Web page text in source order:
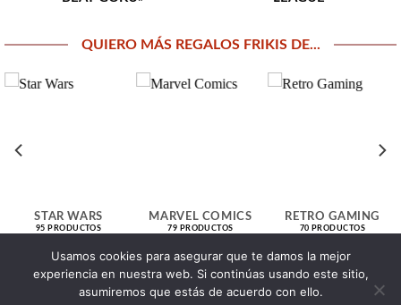
QUIERO MÁS REGALOS FRIKIS DE...
STAR WARS
95 PRODUCTOS
MARVEL COMICS
79 PRODUCTOS
RETRO GAMING
70 PRODUCTOS
> Click aquí para explorar todas nuestras secciones <
Usamos cookies para asegurar que te damos la mejor
experiencia en nuestra web. Si continúas usando este sitio,
asumiremos que estás de acuerdo con ello.